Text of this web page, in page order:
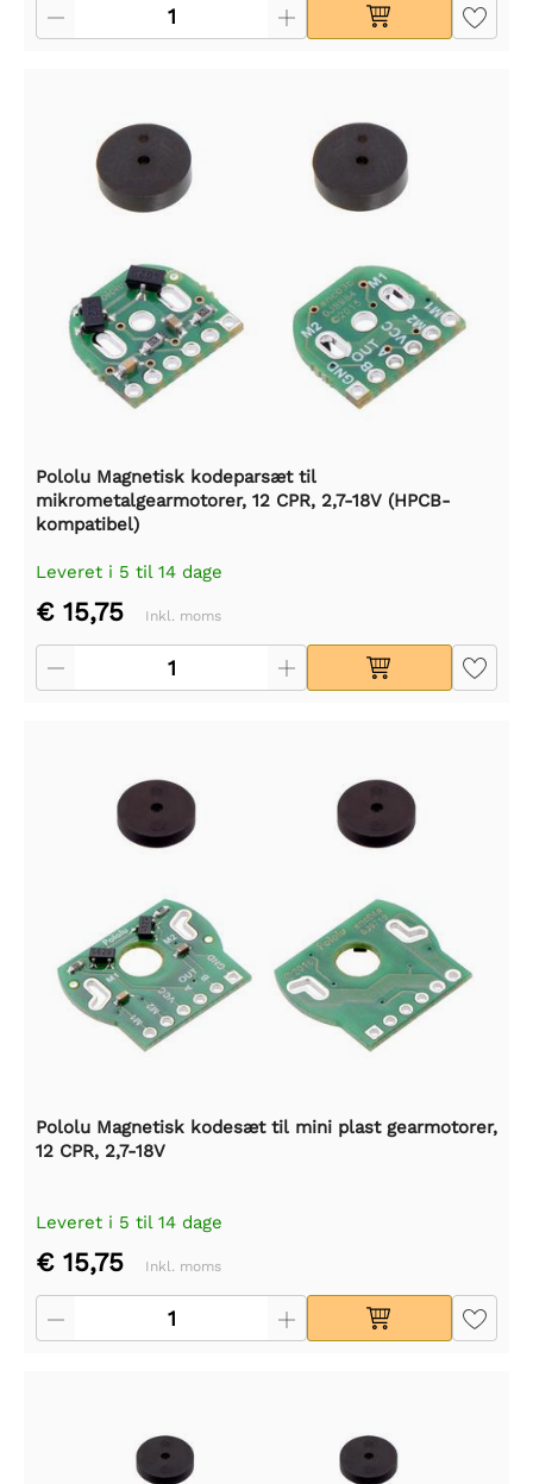
Pololu Magnetisk kodeparsæt til
mikrometalgearmotorer, 12 CPR, 2,7-18V (HPCB-
kompatibel)
Leveret i 5 til 14 dage
€ 15,75 Inkl. moms
Pololu Magnetisk kodesæt til mini plast gearmotorer,
12 CPR, 2,7-18V
Leveret i 5 til 14 dage
€ 15,75 Inkl. moms